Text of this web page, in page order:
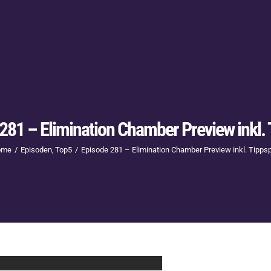
– Elimination Chamber Preview inkl.
Episoden Top5 Episode 281 – Elimination Chamber Preview inkl.